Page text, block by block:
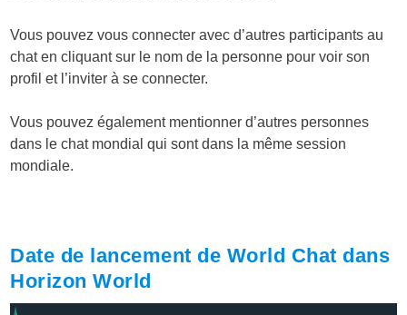
Vous pouvez vous connecter avec d’autres participants au
chat en cliquant sur le nom de la personne pour voir son
profil et l’inviter à se connecter.
Vous pouvez également mentionner d’autres personnes
dans le chat mondial qui sont dans la même session
mondiale.
Date de lancement de World Chat dans
Horizon World